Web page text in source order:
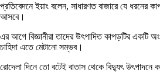
প্রতিবেদনে ইয়াং বলেন, সাধারণত বাজারে যে
আসবে।
এর আগে বিজ্ঞানীরা তাদের উৎপাদিত কাপড়টির একটি
চাহিদা এতে মেটানো সম্ভব।
রোদেলা দিনে তো বটেই বাতাস থেকে বিদ্যুৎ উৎপাদনে